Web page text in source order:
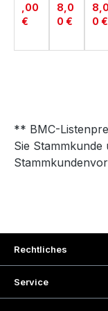
,00
€
8,0
0 €
8,0
0 €
** BMC-
Sie
Rechtliches
Service